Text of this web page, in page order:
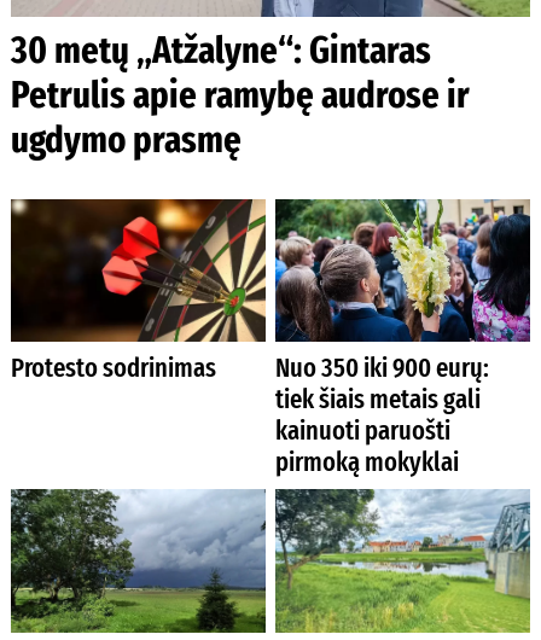
30 metų „Atžalyne“: Gintaras
Petrulis apie ramybę audrose ir
ugdymo prasmę
Protesto sodrinimas
Nuo 350 iki 900 eurų:
tiek šiais metais gali
kainuoti paruošti
pirmoką mokyklai